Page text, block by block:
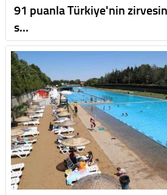
91 puanla Türkiye'nin
s…